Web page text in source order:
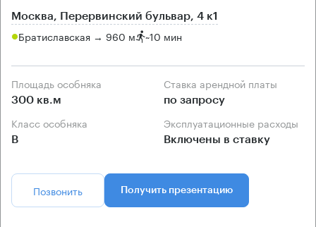
Москва, Перервинский бульвар, 4 к1
Братиславская → 960 м ~10 мин
Площадь особняка
300 кв.м
Ставка арендной платы
по запросу
Класс особняка
B
Эксплуатационные расходы
Включены в ставку
Позвонить Получить презентацию